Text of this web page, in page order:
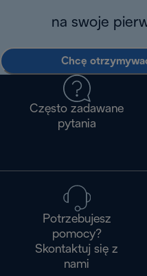
na swoje
Chcę
Często zadawane
pytania
Potrzebujesz
pomocy?
Skontaktuj się z
nami